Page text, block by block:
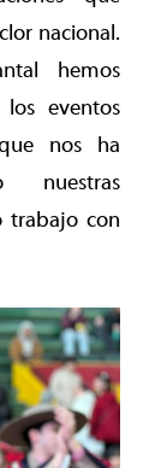
nacional.
hemos
eventos
nos ha
nuestras
trabajo con